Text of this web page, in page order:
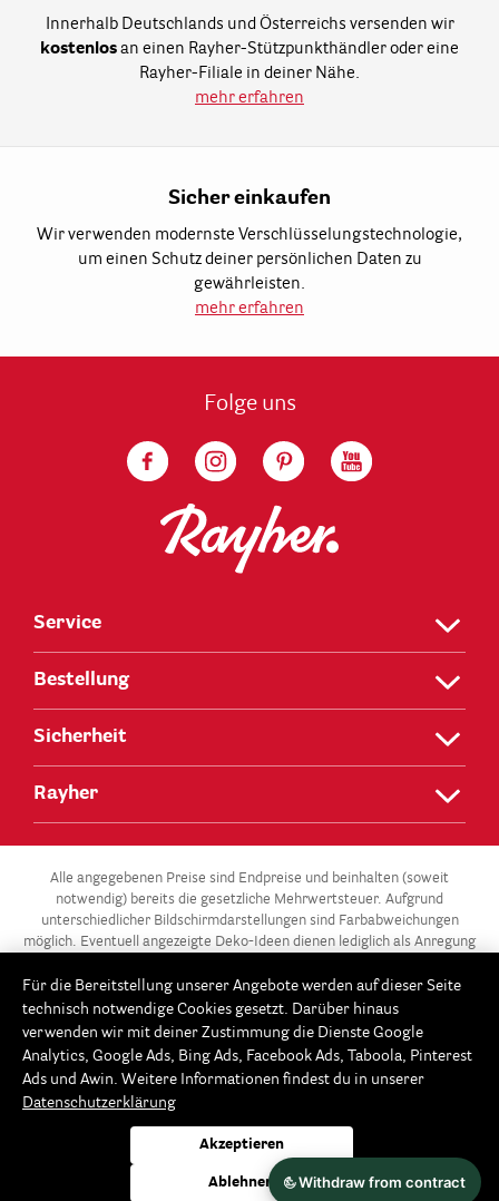
Innerhalb Deutschlands und Österreichs versenden wir
kostenlos an einen Rayher-Stützpunkthändler oder eine
Rayher-Filiale in deiner Nähe.
mehr erfahren
Sicher einkaufen
Wir verwenden modernste Verschlüsselungstechnologie,
um einen Schutz deiner persönlichen Daten zu
gewährleisten.
mehr erfahren
Folge uns
Service
Bestellung
Sicherheit
Rayher
Alle angegebenen Preise sind Endpreise und beinhalten (soweit
notwendig) bereits die gesetzliche Mehrwertsteuer. Aufgrund
unterschiedlicher Bildschirmdarstellungen sind Farbabweichungen
möglich. Eventuell angezeigte Deko-Ideen dienen lediglich als Anregung
** Die 3 für 2-Aktion gilt für alle Artikel der Kategorie „Gießen –
Modellieren / Gießformen“ in unserem Onlineshop unter
www.Rayher.com. Ab 3 Gießformen im Warenkorb erhältst du die
günstigste Gießform gratis. Dieses Angebot potenziert sich im 3er-
gratis, ab 9 Gießformen erhältst du die 3 günstigsten gratis usw. Der
Rabatt wird automatisch beim Bestellvorgang im Warenkorb
abgezogen. Keine Barauszahlung möglich. Fällt die Anzahl der
Gießformen im Falle eines Teilwiderrufes unter 3, 6, 9 usw.
Gießformen, reduziert sich bzw. verfällt die 3 für 2-Aktion.
Für die Bereitstellung unserer Angebote werden auf dieser Seite
technisch notwendige Cookies gesetzt. Darüber hinaus
verwenden wir mit deiner Zustimmung die Dienste Google
Analytics, Google Ads, Bing Ads, Facebook Ads, Taboola, Pinterest
Ads und Awin. Weitere Informationen findest du in unserer
Datenschutzerklärung
Akzeptieren
Ablehnen